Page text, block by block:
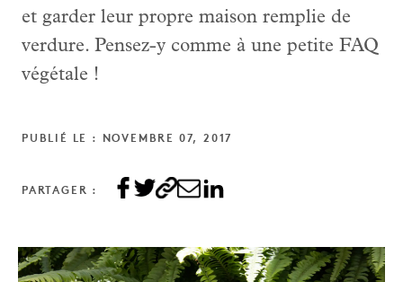
et garder leur propre maison remplie de
verdure. Pensez-y comme à une petite FAQ
végétale !
PUBLIÉ LE : NOVEMBRE 07, 2017
PARTAGER :